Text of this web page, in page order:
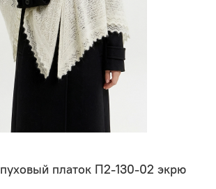
платок П2-130-02 экрю